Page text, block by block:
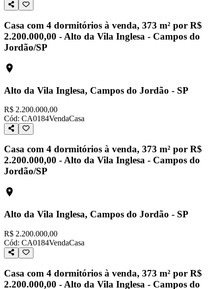
Casa com 4 dormitórios à venda, 373 m² por R$
2.200.000,00 - Alto da Vila Inglesa - Campos do
Jordão/SP
Alto da Vila Inglesa, Campos do Jordão - SP
R$ 2.200.000,00
Cód: CA0184VendaCasa
Casa com 4 dormitórios à venda, 373 m² por R$
2.200.000,00 - Alto da Vila Inglesa - Campos do
Jordão/SP
Alto da Vila Inglesa, Campos do Jordão - SP
R$ 2.200.000,00
Cód: CA0184VendaCasa
Casa com 4 dormitórios à venda, 373 m² por R$
2.200.000,00 - Alto da Vila Inglesa - Campos do